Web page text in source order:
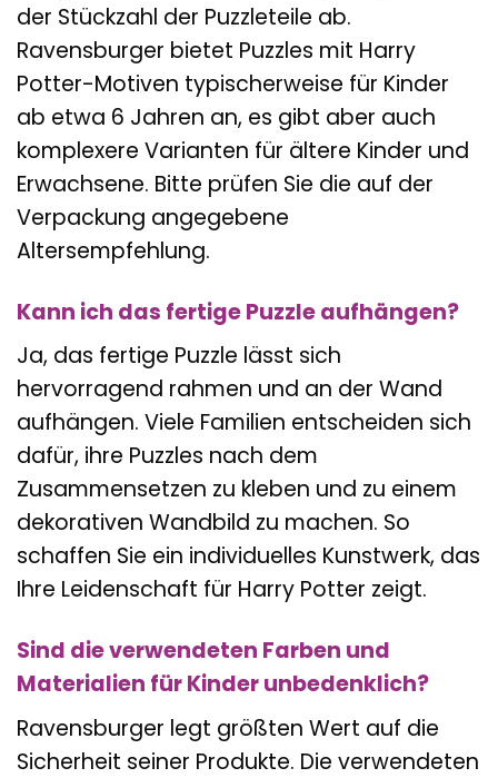
der Stückzahl der Puzzleteile ab.
Ravensburger bietet Puzzles mit Harry
Potter-Motiven typischerweise für Kinder
ab etwa 6 Jahren an, es gibt aber auch
komplexere Varianten für ältere Kinder und
Erwachsene. Bitte prüfen Sie die auf der
Verpackung angegebene
Altersempfehlung.
Kann ich das fertige Puzzle aufhängen?
Ja, das fertige Puzzle lässt sich
hervorragend rahmen und an der Wand
aufhängen. Viele Familien entscheiden sich
dafür, ihre Puzzles nach dem
Zusammensetzen zu kleben und zu einem
dekorativen Wandbild zu machen. So
schaffen Sie ein individuelles Kunstwerk, das
Ihre Leidenschaft für Harry Potter zeigt.
Sind die verwendeten Farben und
Materialien für Kinder unbedenklich?
Ravensburger legt größten Wert auf die
Sicherheit seiner Produkte. Die verwendeten